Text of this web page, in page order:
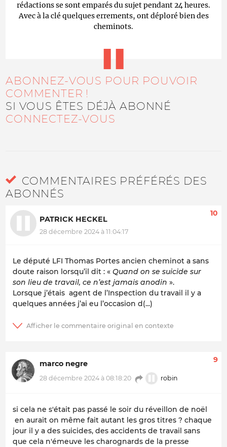
rédactions se sont emparés du sujet pendant 24 heures.
Avec à la clé quelques errements, ont déploré bien des
cheminots.
ABONNEZ-VOUS POUR POUVOIR
COMMENTER !
SI VOUS ÊTES DÉJÀ ABONNÉ
CONNECTEZ-VOUS
COMMENTAIRES PRÉFÉRÉS DES
ABONNÉS
PATRICK HECKEL
28 décembre 2024 à 11:04:17
10
Le député LFI Thomas Portes ancien cheminot a sans
doute raison lorsqu’il dit : « Quand on se suicide sur
son lieu de travail, ce n’est jamais anodin ».
Lorsque j’étais agent de l’Inspection du travail il y a
quelques années j’ai eu l’occasion d(...)
marco negre
28 décembre 2024 à 08:18:20 robin
9
si cela ne s'était pas passé le soir du réveillon de noël
en aurait on même fait autant les gros titres ? chaque
jour il y a des suicides, des accidents de travail sans
que cela n'émeuve les charognards de la presse